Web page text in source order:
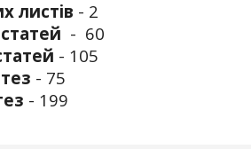
листів - 2
- 60
- 105
- 75
- 199